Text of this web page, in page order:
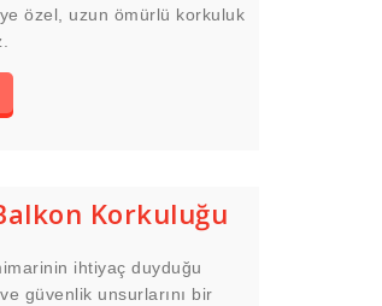
özel, uzun ömürlü korkuluk
Korkuluğu
ihtiyaç duyduğu
güvenlik unsurlarını bir